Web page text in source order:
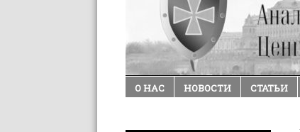
О НАС НОВОСТИ СТАТЬИ